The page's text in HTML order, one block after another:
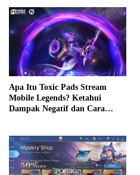
Apa Itu Toxic Pads Stream
Mobile Legends? Ketahui
Dampak Negatif dan Cara